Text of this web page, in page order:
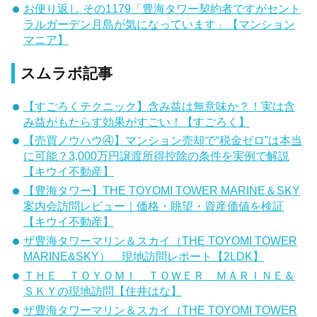
お便り返し その1179「豊海タワー契約者ですがセント
ラルガーデン月島が気になっています」【マンション
マニア】
スムラボ記事
【すごろくテクニック】含み益は無意味か？！実は含
み益がもたらす効果がすごい！【すごろく】
【売買ノウハウ④】マンション売却で“税金ゼロ”は本当
に可能？3,000万円譲渡所得控除の条件を実例で解説
【キウイ不動産】
【豊海タワー】THE TOYOMI TOWER MARINE＆SKY
案内会訪問レビュー｜価格・眺望・資産価値を検証
【キウイ不動産】
ザ豊海タワーマリン＆スカイ（THE TOYOMI TOWER
MARINE&SKY） 現地訪問レポート【2LDK】
ＴＨＥ ＴＯＹＯＭＩ ＴＯＷＥＲ ＭＡＲＩＮＥ＆
ＳＫＹの現地訪問【住井はな】
ザ豊海タワーマリン＆スカイ（THE TOYOMI TOWER